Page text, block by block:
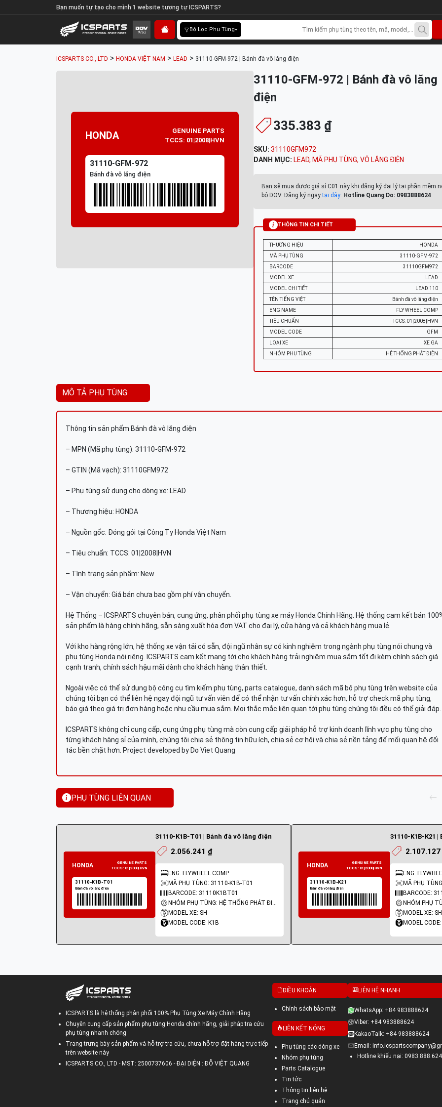
Bạn muốn tự tạo cho mình 1 website tương tự ICSPARTS?
Bộ Lọc Phụ Tùng
ICSPARTS CO., LTD > HONDA VIỆT NAM > LEAD > 31110-GFM-972 | Bánh đà vô lăng điện
HONDA
GENUINE PARTS
TCCS: 01|2008|HVN
31110-GFM-972
Bánh đà vô lăng điện
31110-GFM-972 | Bánh đà vô lăng
điện
335.383 ₫
SKU: 31110GFM972
DANH MỤC: LEAD, MÃ PHỤ TÙNG, VÔ LĂNG ĐIỆN
Bạn sẽ mua được giá sỉ C01 này khi đăng ký đại lý tại phần mềm
bộ DOV. Đăng ký ngaytại đây. Hotline Quang Do: 0983888624
THÔNG TIN CHI TIẾT
THƯƠNG HIỆU
HONDA
MÃ PHỤ TÙNG
31110-GFM-972
BARCODE
31110GFM972
MODEL XE
LEAD
MODEL CHI TIẾT
LEAD 110
TÊN TIẾNG VIỆT
Bánh đà vô lăng điện
ENG NAME
FLY WHEEL COMP
TIÊU CHUẨN
TCCS: 01|2008|HVN
MODEL CODE
GFM
LOẠI XE
XE GA
NHÓM PHỤ TÙNG
HỆ THỐNG PHÁT ĐIỆN
MÔ TẢ PHỤ TÙNG
Thông tin sản phẩm Bánh đà vô lăng điện
– MPN (Mã phụ tùng): 31110-GFM-972
– GTIN (Mã vạch): 31110GFM972
– Phụ tùng sử dụng cho dòng xe: LEAD
– Thương hiệu: HONDA
– Nguồn gốc: Đóng gói tại Công Ty Honda Việt Nam
– Tiêu chuẩn: TCCS: 01|2008|HVN
– Tình trạng sản phẩm: New
– Vận chuyển: Giá bán chưa bao gồm phí vận chuyển.
Hệ Thống – ICSPARTS chuyên bán, cung ứng, phân phối phụ tùng xe máy Honda Chính Hãng. Hệ thống cam kết bán
sản phẩm là hàng chính hãng, sẵn sàng xuất hóa đơn VAT cho đại lý, cửa hàng và cả khách hàng mua lẻ.
Với kho hàng rộng lớn, hệ thống xe vận tải có sẵn, đội ngũ nhân sự có kinh nghiệm trong ngành phụ tùng nói chung và
phụ tùng Honda nói riêng. ICSPARTS cam kết mang tới cho khách hàng trải nghiệm mua sắm tốt đi kèm chính sách giá
cạnh tranh, chính sách hậu mãi dành cho khách hàng thân thiết.
Ngoài việc có thể sử dụng bộ công cụ tìm kiếm phụ tùng, parts catalogue, danh sách mã bộ phụ tùng trên website của
chúng tôi bạn có thể liên hệ ngay đội ngũ tư vấn viên để có thể nhận tư vấn chính xác hơn, hỗ trợ check mã phụ tùng,
báo giá theo giá trị đơn hàng hoặc nhu cầu mua sắm. Mọi thắc mắc liên quan tới phụ tùng chúng tôi đều có thể giải đáp.
ICSPARTS không chỉ cung cấp, cung ứng phụ tùng mà còn cung cấp giải pháp hỗ trợ kinh doanh lĩnh vực phụ tùng cho
từng khách hàng sỉ của mình, chúng tôi chia sẻ thông tin hữu ích, chia sẻ cơ hội và chia sẻ nền tảng để mối quan hệ đối
tác bền chặt hơn. Project developed by Do Viet Quang
PHỤ TÙNG LIÊN QUAN
31110-K1B-T01 | Bánh đà vô lăng điện
2.056.241 ₫
ENG: FLYWHEEL COMP
MÃ PHỤ TÙNG: 31110-K1B-T01
BARCODE: 31110K1BT01
NHÓM PHỤ TÙNG: HỆ THỐNG PHÁT ĐIỆN
MODEL XE: SH
MODEL CODE: K1B
31110-K1B-K21 |
2.107.127
ENG:
MÃ PHỤ
BARCODE:
MODEL XE: SH
MODEL
ICSPARTS là hệ thống phân phối 100% Phụ Tùng Xe Máy Chính Hãng
Chuyên cung cấp sản phẩm phụ tùng Honda chính hãng, giải pháp tra cứu
phụ tùng nhanh chóng
Trang trưng bày sản phẩm và hỗ trợ tra cứu, chưa hỗ trợ đặt hàng trực tiếp
trên website này
ICSPARTS CO., LTD - MST: 2500737606 - ĐẠI DIỆN : ĐỖ VIỆT QUANG
ĐIỀU KHOẢN
Chính sách bảo mật
LIÊN KẾT NÓNG
Phụ tùng các dòng xe
Nhóm phụ tùng
Parts Catalogue
Tin tức
Thông tin liên hệ
Trang chủ quản
LIÊN HỆ NHANH
WhatsApp: +84 983888624
Viber: +84 983888624
KakaoTalk: +84 983888624
Email:
Hotline khiếu nại: 0983.888.624